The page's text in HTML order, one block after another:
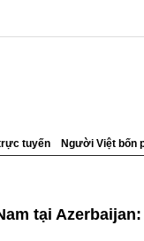
tuyến Người Việt bốn
tại